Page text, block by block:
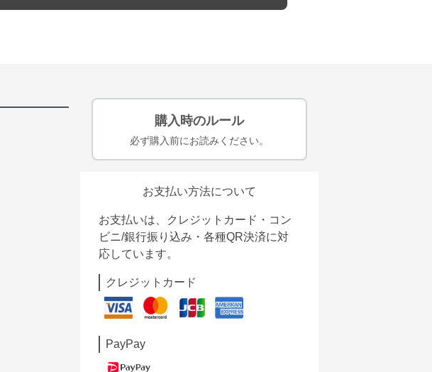
購入時のルール
必ず購入前にお読みください。
お支払い方法について
お支払いは、クレジットカード・コン
ビニ/銀行振り込み・各種QR決済に対
応しています。
クレジットカード
PayPay